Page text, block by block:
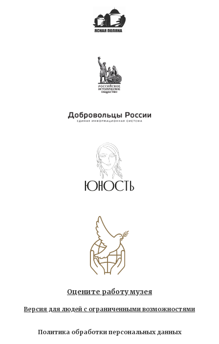
Оцените работу музея
Версия для людей с ограниченными возможностями
Политика обработки персональных данных